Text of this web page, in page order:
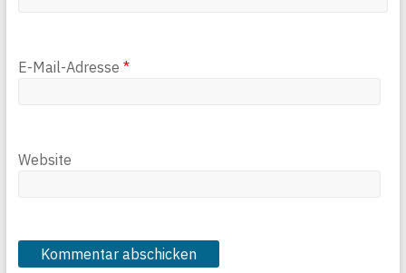
E-Mail-Adresse *
Website